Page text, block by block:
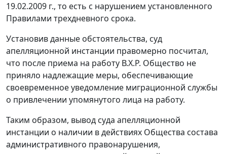
19.02.2009 г., то есть с нарушением установленного
Правилами трехдневного срока.
Установив данные обстоятельства, суд
апелляционной инстанции правомерно посчитал,
что после приема на работу В.Х.Р. Общество не
приняло надлежащие меры, обеспечивающие
своевременное уведомление миграционной службы
о привлечении упомянутого лица на работу.
Таким образом, вывод суда апелляционной
инстанции о наличии в действиях Общества состава
административного правонарушения,